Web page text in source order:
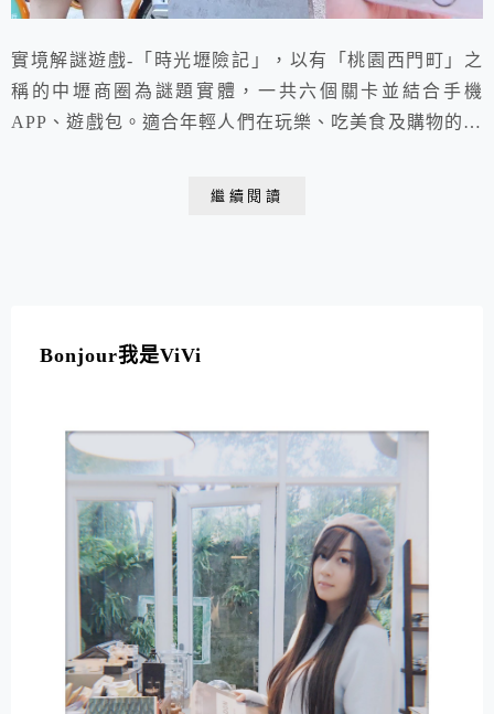
實境解謎遊戲-「時光壢險記」，以有「桃園西門町」之
稱的中壢商圈為謎題實體，一共六個關卡並結合手機
APP、遊戲包。適合年輕人們在玩樂、吃美食及購物的同
繼續閱讀
Bonjour我是ViVi